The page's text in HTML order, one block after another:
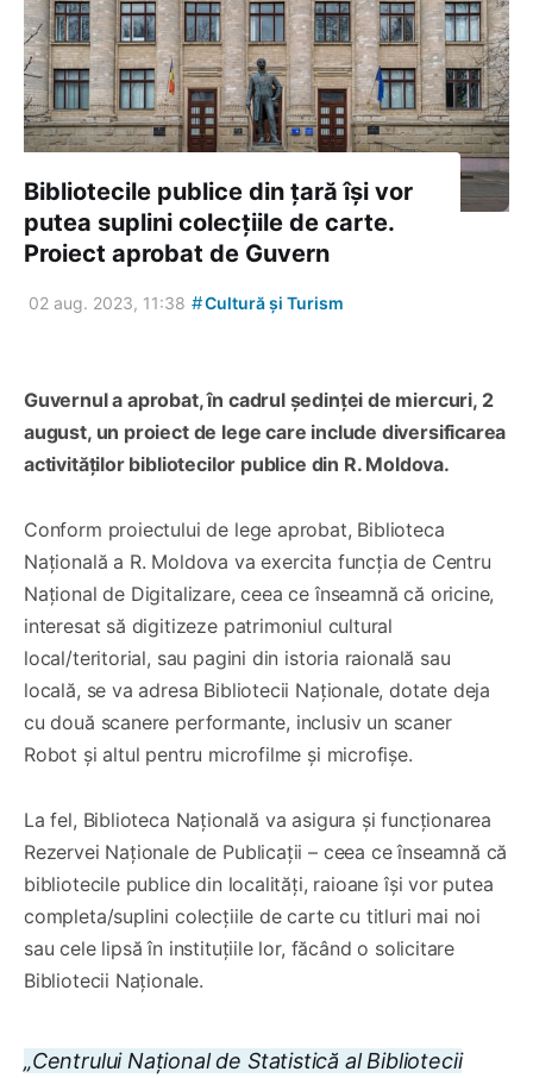
Bibliotecile publice din țară își vor
putea suplini colecțiile de carte.
Proiect aprobat de Guvern
02 aug. 2023, 11:38 #Cultură și Turism
Guvernul a aprobat, în cadrul ședinței de miercuri, 2
august, un proiect de lege care include diversificarea
activităților bibliotecilor publice din R. Moldova.
Conform proiectului de lege aprobat, Biblioteca
Națională a R. Moldova va exercita funcția de Centru
Național de Digitalizare, ceea ce înseamnă că oricine,
interesat să digitizeze patrimoniul cultural
local/teritorial, sau pagini din istoria raională sau
locală, se va adresa Bibliotecii Naționale, dotate deja
cu două scanere performante, inclusiv un scaner
Robot și altul pentru microfilme și microfișe.
La fel, Biblioteca Națională va asigura și funcționarea
Rezervei Naționale de Publicații – ceea ce înseamnă că
bibliotecile publice din localități, raioane își vor putea
completa/suplini colecțiile de carte cu titluri mai noi
sau cele lipsă în instituțiile lor, făcând o solicitare
Bibliotecii Naționale.
„Centrului Național de Statistică al Bibliotecii